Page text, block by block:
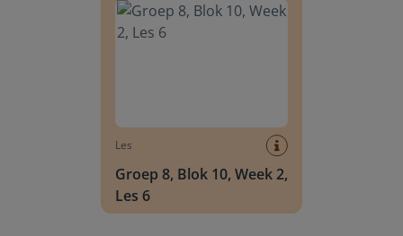
Les
Groep 8, Blok 10, Week 2,
Les 6